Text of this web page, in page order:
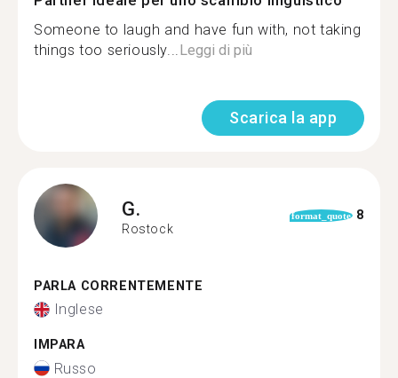
Someone to laugh and have fun with, not taking
things too seriously... Leggi di più
Scarica la app
G.
Rostock
format_quote 8
PARLA CORRENTEMENTE
Inglese
IMPARA
Russo